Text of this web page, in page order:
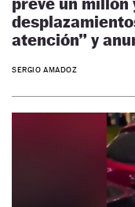
atención” y
SERGIO AMADOZ